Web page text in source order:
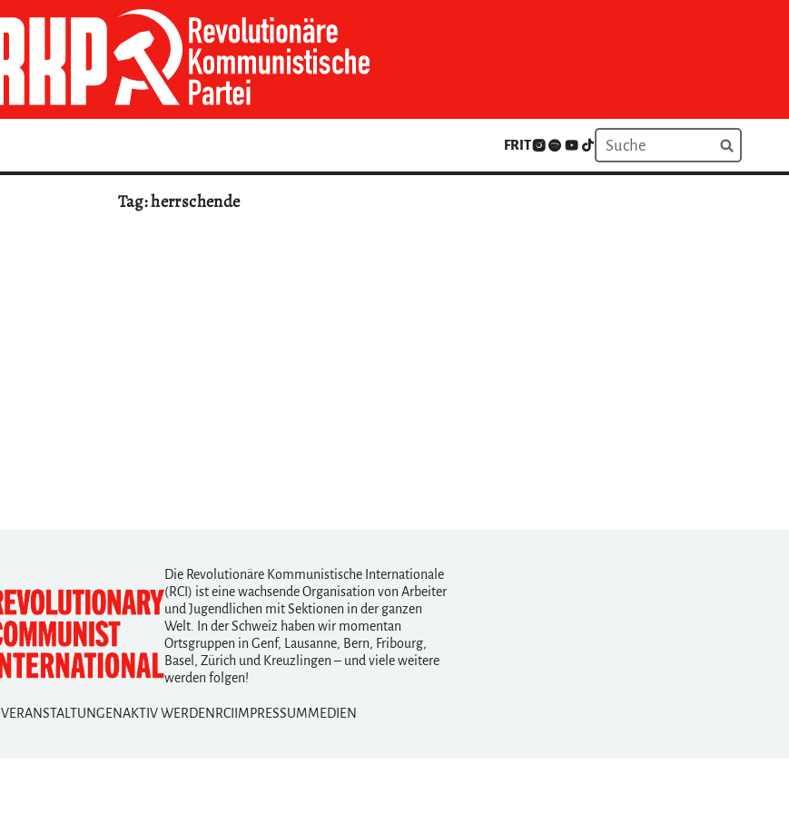
FRIT
Tag: herrschende
Die Revolutionäre Kommunistische Internationale
(RCI) ist eine wachsende Organisation von Arbeiter
und Jugendlichen mit Sektionen in der ganzen
Welt. In der Schweiz haben wir momentan
Ortsgruppen in Genf, Lausanne, Bern, Fribourg,
Basel, Zürich und Kreuzlingen – und viele weitere
werden folgen!
VERANSTALTUNGENAKTIV WERDEN RCI IMPRESSUMMEDIEN